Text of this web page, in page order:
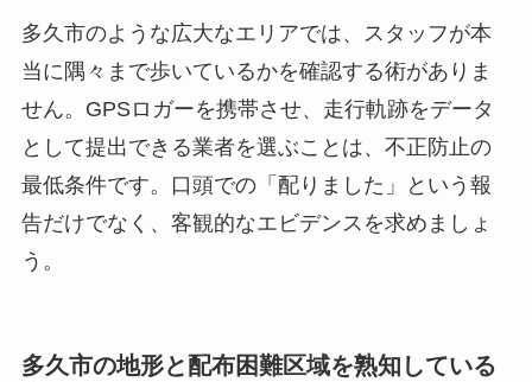
多久市のような広大なエリアでは、スタッフが本
当に隅々まで歩いているかを確認する術がありま
せん。GPSロガーを携帯させ、走行軌跡をデータ
として提出できる業者を選ぶことは、不正防止の
最低条件です。口頭での「配りました」という報
告だけでなく、客観的なエビデンスを求めましょ
う。
多久市の地形と配布困難区域を熟知している